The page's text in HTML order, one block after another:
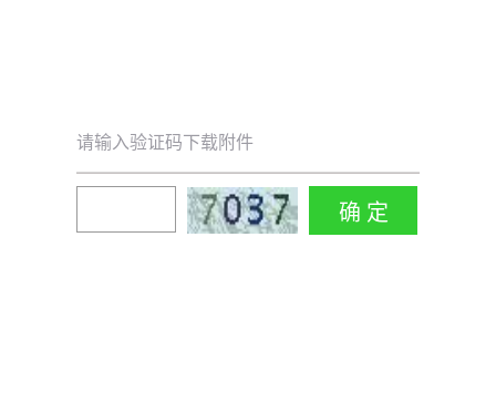
请输入验证码下载附件